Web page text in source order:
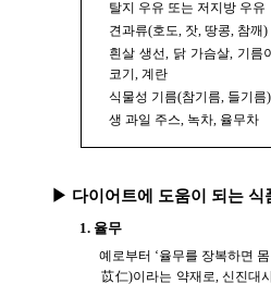
탈지 우유 또는 저지방 우유
견과류(호도, 잣, 땅콩, 참깨)
흰살 생선, 닭 가슴살, 기름
코기, 계란
식물성 기름(참기름, 들기름)
생 과일 주스, 녹차, 율무차
▶ 다이어트에 도움이 되는 식
1. 율무
예로부터 ‘율무를 장복하면
苡仁)이라는 약재로, 신진대